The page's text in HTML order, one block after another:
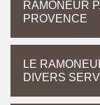
RAMONEUR
PROVENCE
LE
DIVERS